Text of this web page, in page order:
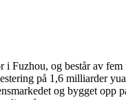
og består av
på 1,6 milliarder
og bygget